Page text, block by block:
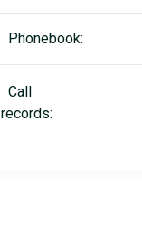
Phonebook:
Call
records: